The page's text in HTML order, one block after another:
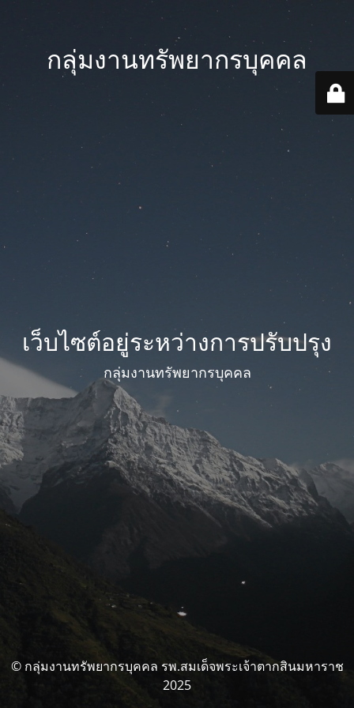
กลุ่มงานทรัพยากรบุคคล
เว็บไซต์อยู่ระหว่างการปรับปรุง
กลุ่มงานทรัพยากรบุคคล
© กลุ่มงานทรัพยากรบุคคล รพ.สมเด็จพระเจ้าตากสินมหาราช
2025